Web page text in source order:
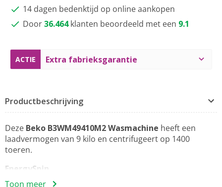
ACTIE Extra fabrieksgarantie
14 dagen bedenktijd op online aankopen
Door36.464 klanten beoordeeld met een 9.1
Productbeschrijving
Deze Beko B3WM49410M2 Wasmachine heeft een
laadvermogen van 9 kilo en centrifugeert op 1400
toeren.
EnergySpin
Energiebesparen in alle programma’s, niet alleen in Eco-
Toon meer